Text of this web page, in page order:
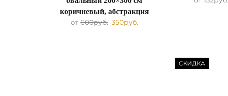
коричневый, абстракция
от600руб. 350руб.
СКИДКА